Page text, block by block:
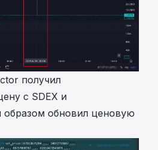
получил
с SDEX и
обновил ценовую